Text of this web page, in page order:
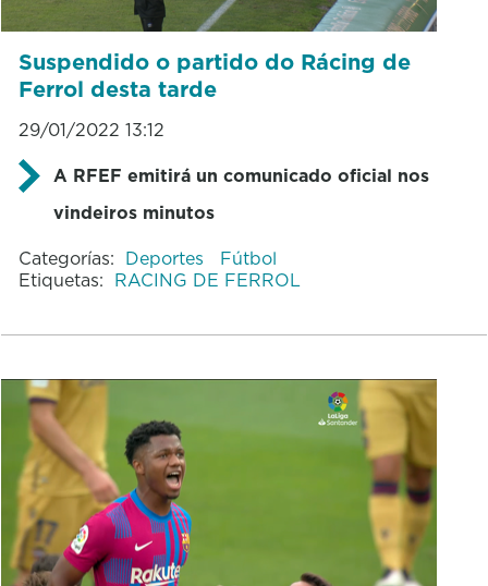
Suspendido o partido do Rácing de
Ferrol desta tarde
29/01/2022 13:12
A RFEF emitirá un comunicado oficial nos
vindeiros minutos
Categorías: Deportes
Fútbol
Etiquetas: RACING DE FERROL